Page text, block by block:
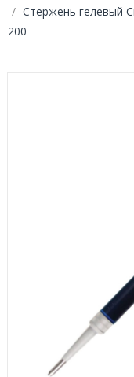
Стержень гелевый
200